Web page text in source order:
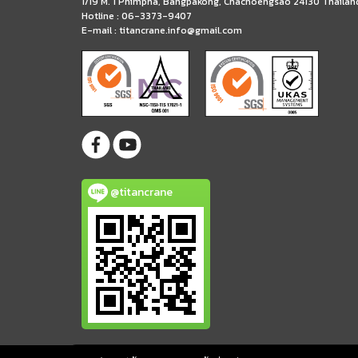
Hotline : 06-3373-9407
E-mail : titancrane.info@gmail.com
@titancrane